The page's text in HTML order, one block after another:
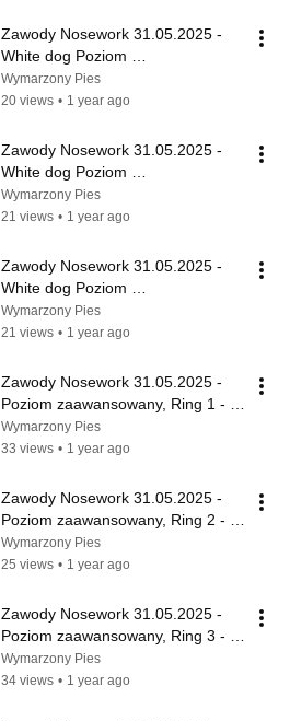
Zawody Nosework 31.05.2025 -
White dog Poziom
średniozaawansowany, Ring 2
Wymarzony Pies
20 views • 1 year ago
Zawody Nosework 31.05.2025 -
White dog Poziom
średniozaawansowany, Ring 3
Wymarzony Pies
21 views • 1 year ago
Zawody Nosework 31.05.2025 -
White dog Poziom
średniozaawansowany, Ring 4
Wymarzony Pies
21 views • 1 year ago
Zawody Nosework 31.05.2025 -
Poziom zaawansowany, Ring 1 -
Najwyżej punktowane zespoły
Wymarzony Pies
33 views • 1 year ago
Zawody Nosework 31.05.2025 -
Poziom zaawansowany, Ring 2 -
Najwyżej punktowane zespoły
Wymarzony Pies
25 views • 1 year ago
Zawody Nosework 31.05.2025 -
Poziom zaawansowany, Ring 3 -
Najwyżej punktowane zespoły
Wymarzony Pies
34 views • 1 year ago